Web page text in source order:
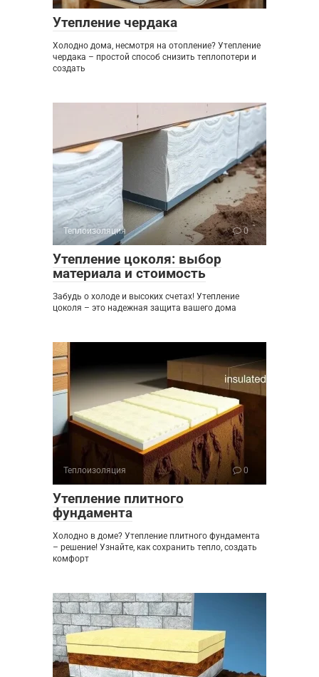
Утепление чердака
Холодно дома, несмотря на отопление? Утепление
чердака – простой способ снизить теплопотери и
создать
Теплоизоляция 0
Утепление цоколя: выбор
материала и стоимость
Забудь о холоде и высоких счетах! Утепление
цоколя – это надежная защита вашего дома
Теплоизоляция 0
Утепление плитного
фундамента
Холодно в доме? Утепление плитного фундамента
– решение! Узнайте, как сохранить тепло, создать
комфорт